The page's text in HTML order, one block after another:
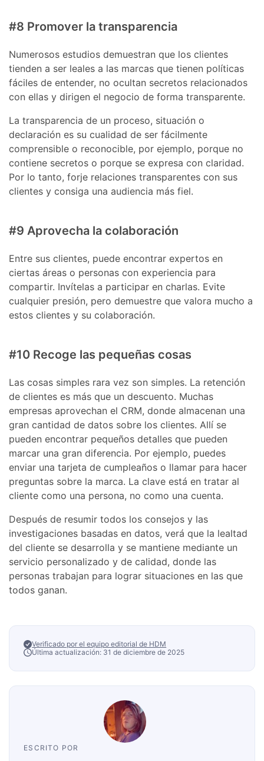
#8 Promover la transparencia
Numerosos estudios demuestran que los clientes
tienden a ser leales a las marcas que tienen políticas
fáciles de entender, no ocultan secretos relacionados
con ellas y dirigen el negocio de forma transparente.
La transparencia de un proceso, situación o
declaración es su cualidad de ser fácilmente
comprensible o reconocible, por ejemplo, porque no
contiene secretos o porque se expresa con claridad.
Por lo tanto, forje relaciones transparentes con sus
clientes y consiga una audiencia más fiel.
#9 Aprovecha la colaboración
Entre sus clientes, puede encontrar expertos en
ciertas áreas o personas con experiencia para
compartir. Invítelas a participar en charlas. Evite
cualquier presión, pero demuestre que valora mucho a
estos clientes y su colaboración.
#10 Recoge las pequeñas cosas
Las cosas simples rara vez son simples. La retención
de clientes es más que un descuento. Muchas
empresas aprovechan el CRM, donde almacenan una
gran cantidad de datos sobre los clientes. Allí se
pueden encontrar pequeños detalles que pueden
marcar una gran diferencia. Por ejemplo, puedes
enviar una tarjeta de cumpleaños o llamar para hacer
preguntas sobre la marca. La clave está en tratar al
cliente como una persona, no como una cuenta.
Después de resumir todos los consejos y las
investigaciones basadas en datos, verá que la lealtad
del cliente se desarrolla y se mantiene mediante un
servicio personalizado y de calidad, donde las
personas trabajan para lograr situaciones en las que
todos ganan.
Verificado por el equipo editorial de HDM
Última actualización: 31 de diciembre de 2025
ESCRITO POR